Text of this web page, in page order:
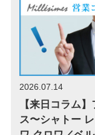
2026.07.14
【来日コラム
ス〜シャトー